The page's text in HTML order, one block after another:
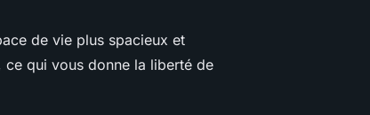
de vie plus spacieux et
qui vous donne la liberté de